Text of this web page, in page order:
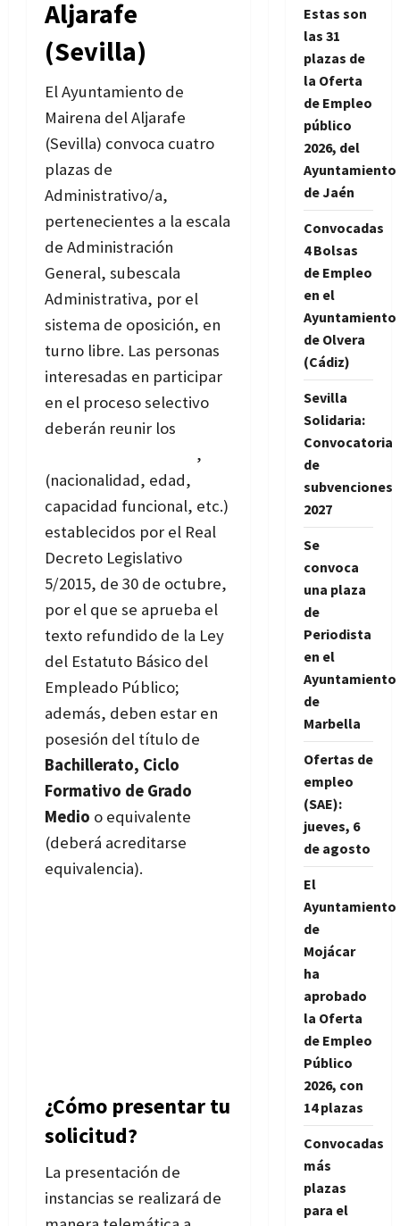
Aljarafe
(Sevilla)
El Ayuntamiento de
Mairena del Aljarafe
(Sevilla) convoca cuatro
plazas de
Administrativo/a,
pertenecientes a la escala
de Administración
General, subescala
Administrativa, por el
sistema de oposición, en
turno libre. Las personas
interesadas en participar
en el proceso selectivo
deberán reunir los
,
(nacionalidad, edad,
capacidad funcional, etc.)
establecidos por el Real
Decreto Legislativo
5/2015, de 30 de octubre,
por el que se aprueba el
texto refundido de la Ley
del Estatuto Básico del
Empleado Público;
además, deben estar en
posesión del título de
Bachillerato, Ciclo
Formativo de Grado
Medio o equivalente
(deberá acreditarse
equivalencia).
¿Cómo presentar tu
solicitud?
La presentación de
instancias se realizará de
Estas son
las 31
plazas de
la Oferta
de Empleo
público
2026, del
Ayuntamiento
de Jaén
Convocadas
4 Bolsas
de Empleo
en el
Ayuntamiento
de Olvera
(Cádiz)
Sevilla
Solidaria:
Convocatoria
de
subvenciones
2027
Se
convoca
una plaza
de
Periodista
en el
Ayuntamiento
de
Marbella
Ofertas de
empleo
(SAE):
jueves, 6
de agosto
El
Ayuntamiento
de
Mojácar
ha
aprobado
la Oferta
de Empleo
Público
2026, con
14 plazas
Convocadas
más
plazas
para el